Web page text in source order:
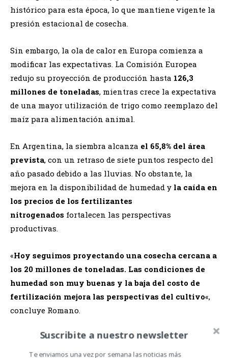
histórico para esta época, lo que mantiene vigente la
presión estacional de cosecha.
Sin embargo, la ola de calor en Europa comienza a
modificar las expectativas. La Comisión Europea
redujo su proyección de producción hasta 126,3
millones de toneladas, mientras crece la expectativa
de una mayor utilización de trigo como reemplazo del
maíz para alimentación animal.
En Argentina, la siembra alcanza el 65,8% del área
prevista, con un retraso de siete puntos respecto del
año pasado debido a las lluvias. No obstante, la
mejora en la disponibilidad de humedad y la caída en
los precios de los fertilizantes
nitrogenados fortalecen las perspectivas
productivas.
«Hoy seguimos proyectando una cosecha cercana a
los 20 millones de toneladas. Las condiciones de
humedad son muy buenas y la baja del costo de
fertilización mejora las perspectivas del cultivo«,
concluye Romano.
Acceda al informe AGROPERSPECTIVAS de Dante
Romano
Suscribite a nuestro newsletter
Te enviamos una vez por semana las noticias más